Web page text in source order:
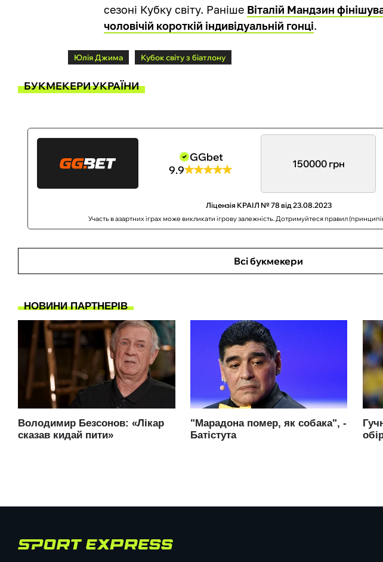
сезоні Кубку світу. Раніше Віталій Мандзин
чоловічій короткій індивідуальній гонці.
Юлія Джима Кубок світу з біатлону
БУКМЕКЕРИ УКРАЇНИ
GGbet
9.9
150000 грн
Ліцензія КРАІЛ № 78 від 23.08.2023
Участь в азартних іграх може викликати ігрову залежність. Дотримуйтеся правил
Всі букмекери